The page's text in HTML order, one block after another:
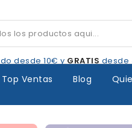
desde 10€ yGRATISdesde
Top Ventas Blog